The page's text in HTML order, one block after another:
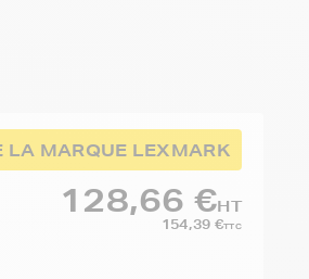
LA MARQUE LEXMARK
128,66 €HT
154,39 €TTC